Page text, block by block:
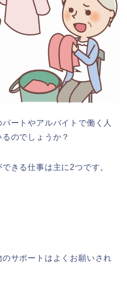
ートやアルバイトで働く人
のでしょうか？
きる仕事は主に2つです。
サポートはよくお願いされ